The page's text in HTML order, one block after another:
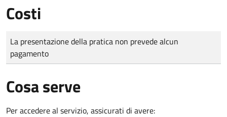
Costi
Tipo di pagamento
Importo
La presentazione della pratica non prevede alcun
pagamento
Cosa serve
Per accedere al servizio, assicurati di avere: